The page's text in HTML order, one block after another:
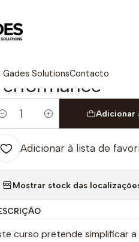
Gades SolutionsContacto
Da Avaliação à Performance
Adicionar
Adicionar à lista de
Mostrar stock das
curso pretende simplificar